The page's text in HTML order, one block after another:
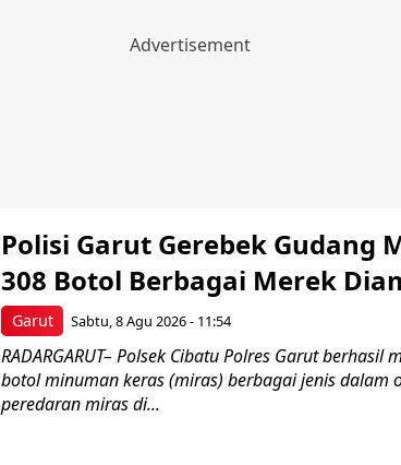
Garut
Polisi Garut Gerebek Gudang
308 Botol Berbagai Merek
Sabtu, 8 Agu 2026 - 11:54
RADARGARUT– Polsek Cibatu Polres Garut
botol minuman keras (miras) berbagai jenis dalam
peredaran miras di...